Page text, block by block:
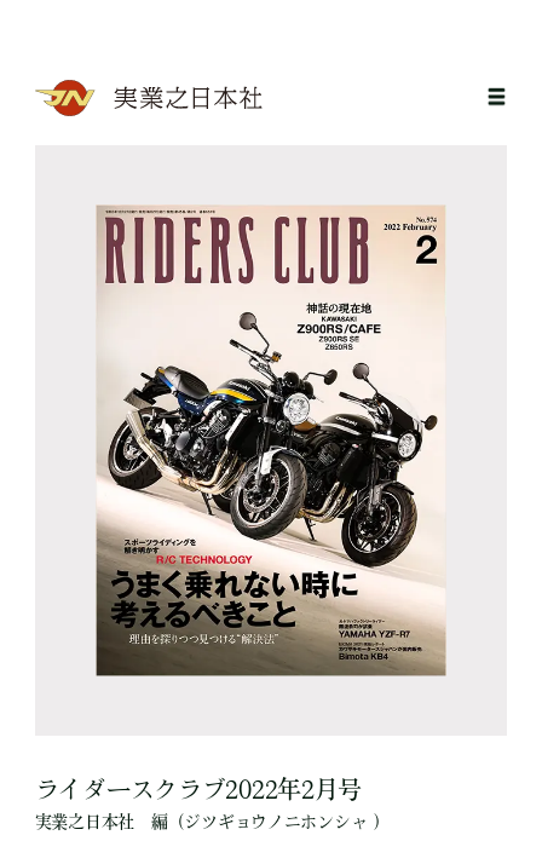
ライダースクラブ2022年2月号
実業之日本社 編（ジツギョウノニホンシャ ）